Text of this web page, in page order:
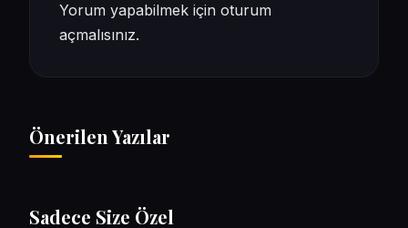
Yorum yapabilmek için oturum
açmalısınız.
Önerilen Yazılar
Sadece Size Özel